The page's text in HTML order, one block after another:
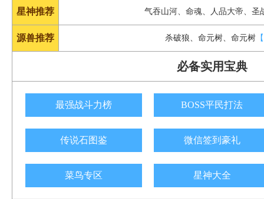
星神推荐 气吞山河、命魂、人品大帝、圣
源兽推荐 杀破狼、命元树、命元树
必备实用宝典
最强战斗力榜 BOSS平民打法
传说石图鉴 微信签到豪礼
菜鸟专区 星神大全